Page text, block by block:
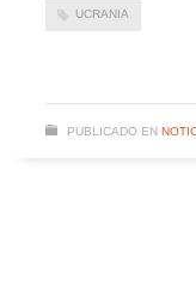
UCRANIA
PUBLICADO EN